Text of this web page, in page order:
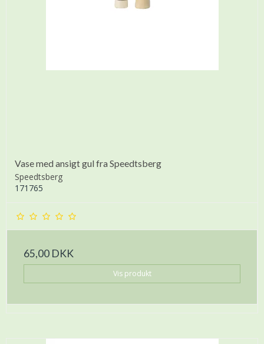
Vase med ansigt gul fra Speedtsberg
Speedtsberg
171765
65,00 DKK
Vis produkt